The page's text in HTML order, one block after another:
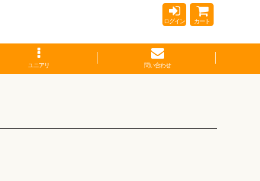
ログイン カート
ユニアリ 問い合わせ